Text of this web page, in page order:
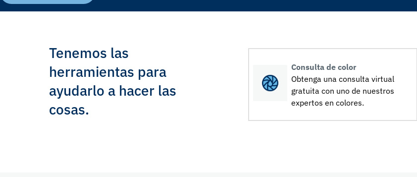
Tenemos las
herramientas para
ayudarlo a hacer las
cosas.
Consulta de color
Obtenga una consulta virtual
gratuita con uno de nuestros
expertos en colores.